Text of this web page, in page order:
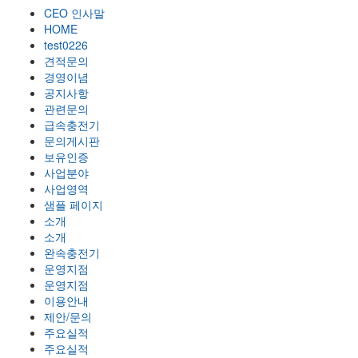
CEO 인사말
HOME
test0226
견적문의
경영이념
공지사항
관련문의
급속충전기
문의게시판
보유인증
사업분야
사업영역
샘플 페이지
소개
소개
완속충전기
운영지점
운영지점
이용안내
제안/문의
주요실적
주요실적